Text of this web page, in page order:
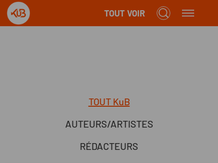
TOUT VOIR
TOUT KuB
AUTEURS/ARTISTES
RÉDACTEURS